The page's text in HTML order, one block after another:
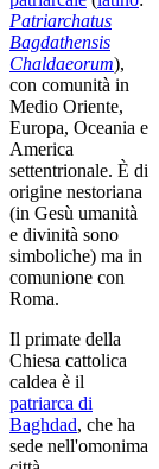
Patriarchatus
Bagdathensis
Chaldaeorum),
con comunità in
Medio Oriente,
Europa, Oceania e
America
settentrionale. È di
origine nestoriana
(in Gesù umanità
e divinità sono
simboliche) ma in
comunione con
Roma.
Il primate della
Chiesa cattolica
caldea è il
patriarca di
Baghdad, che ha
sede nell'omonima